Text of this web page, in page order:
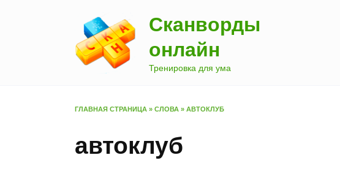
Сканворды
онлайн
Тренировка для ума
ГЛАВНАЯ СТРАНИЦА » СЛОВА » АВТОКЛУБ
автоклуб